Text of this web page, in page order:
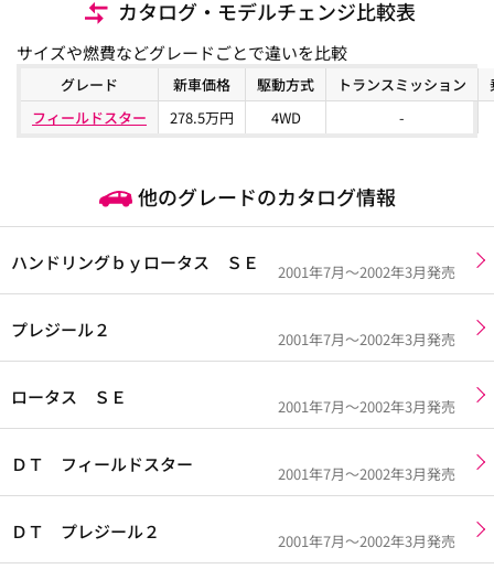
カタログ・モデルチェンジ比較表
サイズや燃費などグレードごとで違いを比較
グレード 新車価格 駆動方式 トランスミッション
フィールドスター
278.5万円 4WD -
他のグレードのカタログ情報
ハンドリングｂｙロータス ＳＥ 2001年7月～2002年3月発売
プレジール２ 2001年7月～2002年3月発売
ロータス ＳＥ 2001年7月～2002年3月発売
ＤＴ フィールドスター 2001年7月～2002年3月発売
ＤＴ プレジール２ 2001年7月～2002年3月発売